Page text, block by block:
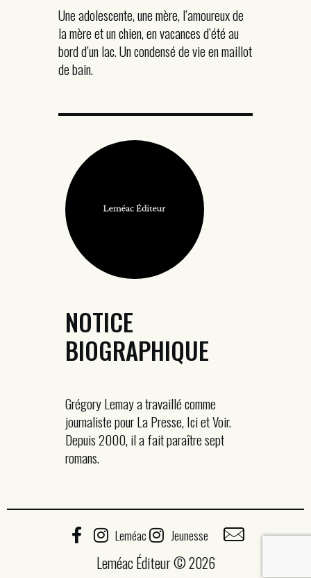
Une adolescente, une mère, l’amoureux de
la mère et un chien, en vacances d’été au
bord d’un lac. Un condensé de vie en maillot
de bain.
NOTICE
BIOGRAPHIQUE
Grégory Lemay a travaillé comme
journaliste pour La Presse, Ici et Voir.
Depuis 2000, il a fait paraître sept
romans.
Leméac Jeunesse
Leméac Éditeur © 2026